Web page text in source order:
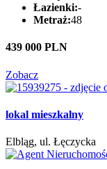
Łazienki:-
Metraż:48
439 000 PLN
Zobacz
lokal mieszkalny
Elbląg, ul. Łęczycka